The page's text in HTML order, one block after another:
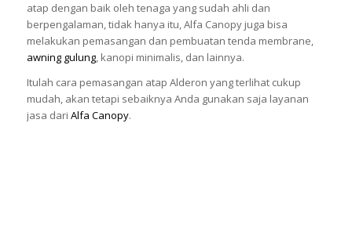
atap dengan baik oleh tenaga yang sudah ahli dan
berpengalaman, tidak hanya itu, Alfa Canopy juga bisa
melakukan pemasangan dan pembuatan tenda membrane,
awning gulung, kanopi minimalis, dan lainnya.
Itulah cara pemasangan atap Alderon yang terlihat cukup
mudah, akan tetapi sebaiknya Anda gunakan saja layanan
jasa dari Alfa Canopy.